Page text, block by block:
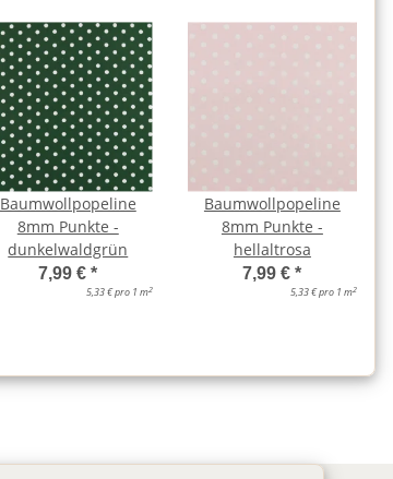
Baumwollpopeline
8mm Punkte -
dunkelwaldgrün
7,99 €*
5,33 € pro 1 m2
Baumwollpopeline
8mm Punkte -
hellaltrosa
7,99 €*
5,33 € pro 1 m2